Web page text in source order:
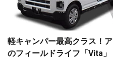
軽キャンパー最高クラス！
のフィールドライフ「Vita」